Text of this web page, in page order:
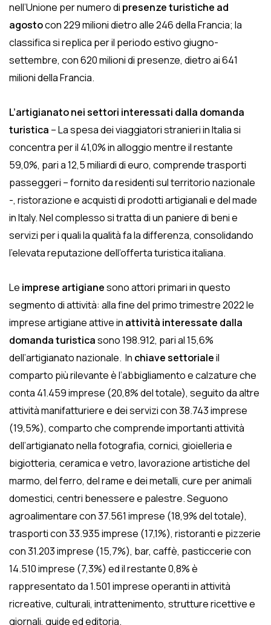
nell’Unione per numero di presenze turistiche ad
agostocon 229 milioni dietro alle 246 della Francia; la
classifica si replica per il periodo estivo giugno-
settembre, con 620 milioni di presenze, dietro ai 641
milioni della Francia.
L’artigianato nei settori interessati dalla domanda
turistica – La spesa dei viaggiatori stranieri in Italia si
concentra per il 41,0% in alloggio mentre il restante
59,0%, pari a 12,5 miliardi di euro, comprende trasporti
passeggeri – fornito da residenti sul territorio nazionale
-, ristorazione e acquisti di prodotti artigianali e del made
in Italy. Nel complesso si tratta di un paniere di beni e
servizi per i quali la qualità fa la differenza, consolidando
l’elevata reputazione dell’offerta turistica italiana.
Le imprese artigianesono attori primari in questo
segmento di attività: alla fine del primo trimestre 2022 le
imprese artigiane attive in attività interessate dalla
domanda turisticasono 198.912, pari al 15,6%
dell’artigianato nazionale. In chiave settorialeil
comparto più rilevante è l’abbigliamento e calzature che
conta 41.459 imprese (20,8% del totale), seguito da altre
attività manifatturiere e dei servizi con 38.743 imprese
(19,5%), comparto che comprende importanti attività
dell’artigianato nella fotografia, cornici, gioielleria e
bigiotteria, ceramica e vetro, lavorazione artistiche del
marmo, del ferro, del rame e dei metalli, cure per animali
domestici, centri benessere e palestre. Seguono
agroalimentare con 37.561 imprese (18,9% del totale),
trasporti con 33.935 imprese (17,1%), ristoranti e pizzerie
con 31.203 imprese (15,7%), bar, caffè, pasticcerie con
14.510 imprese (7,3%) ed il restante 0,8% è
rappresentato da 1.501 imprese operanti in attività
ricreative, culturali, intrattenimento, strutture ricettive e
giornali, guide ed editoria.